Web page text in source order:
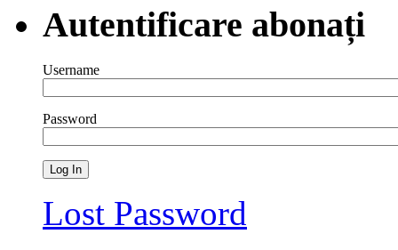
Autentificare abonați
Username
Password
Lost Password